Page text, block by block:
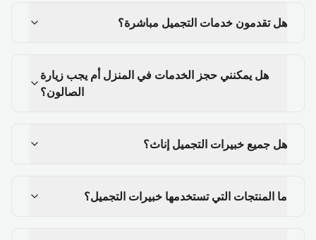
هل تقدمون خدمات التجميل مباشرة؟
هل يمكنني حجز الخدمات في المنزل أم يجب زيارة
الصالون؟
هل جميع خبيرات التجميل إناث؟
ما المنتجات التي تستخدمها خبيرات التجميل؟